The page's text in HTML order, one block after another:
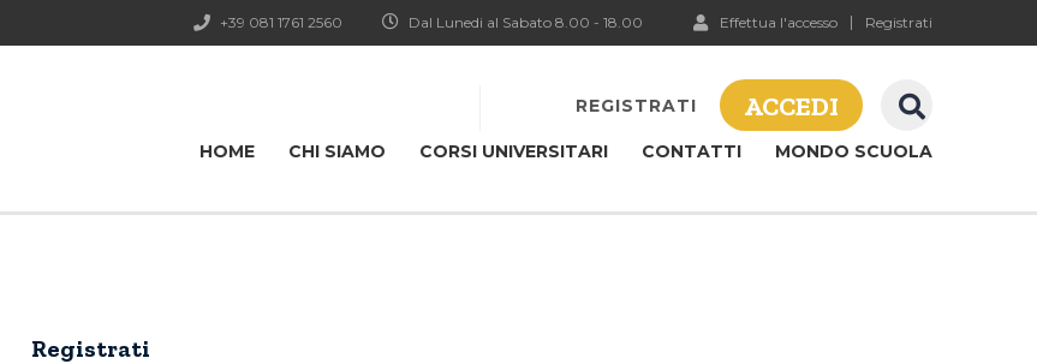
Effettua l'accesso Registrati
Dal Lunedi al Sabato 8.00 - 18.00
+39 081 1761 2560
REGISTRATI ACCEDI
HOME CHI SIAMO CORSI UNIVERSITARI CONTATTI MONDO SCUOLA
Registrati